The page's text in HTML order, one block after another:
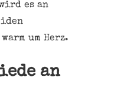
es an
um Herz.
an